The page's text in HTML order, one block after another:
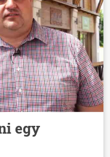
egy